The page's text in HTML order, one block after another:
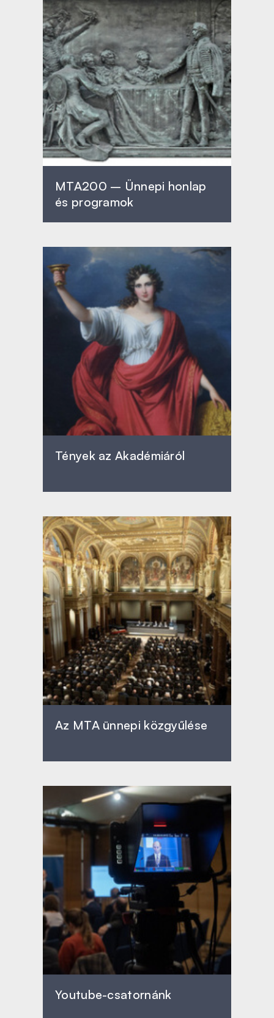
MTA200 – Ünnepi honlap
és programok
Tények az Akadémiáról
Az MTA ünnepi közgyűlése
Youtube-csatornánk